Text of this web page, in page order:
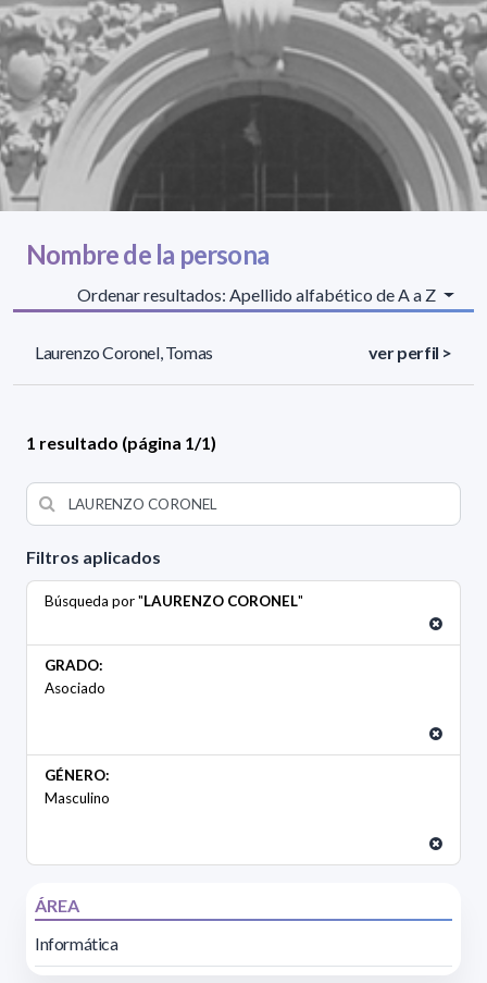
Filtros aplicados
Búsqueda por "LAURENZO CORONEL"
GRADO:
Asociado
GÉNERO:
Masculino
ÁREA
Informática
Nombre de la persona
Ordenar resultados: Apellido alfabético de A a Z
Laurenzo Coronel, Tomas ver perfil >
1 resultado (página 1/1)